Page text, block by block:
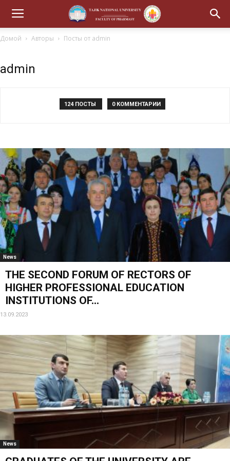
Домой Авторы Посты от admin
admin
124 ПОСТЫ 0 КОММЕНТАРИИ
News
THE SECOND FORUM OF RECTORS OF
HIGHER PROFESSIONAL EDUCATION
INSTITUTIONS OF...
13.09.2023
News